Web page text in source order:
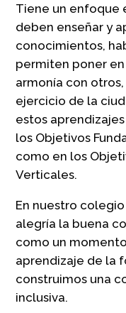
Tiene un enfoque
deben enseñar y
conocimientos,
permiten poner
armonía con
ejercicio de la
estos
los Objetivos
como en los
Verticales.
En nuestro
alegría la buena
como un
aprendizaje de la
construimos una
inclusiva.